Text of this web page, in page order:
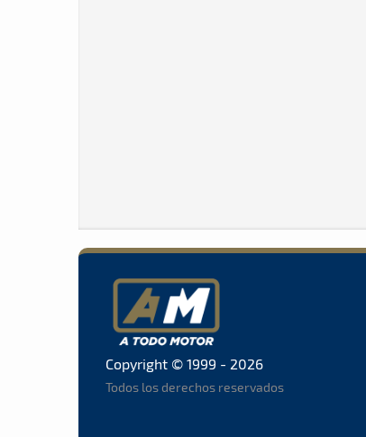
Copyright © 1999 - 2026
Todos los derechos reservados